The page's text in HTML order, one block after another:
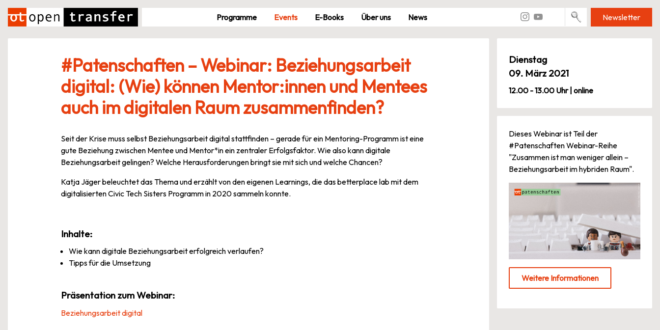
Zum
Inhalt
springen
Pro­gramme Events E-Books Über uns News Newsletter
#Patenschaften – Webinar: Beziehungsarbeit
digital: (Wie) können Mentor:innen und Mentees
auch im digitalen Raum zusammenfinden?
Seit der Krise muss selbst Beziehungsarbeit digital stattfinden – gerade für ein Mentoring-Programm ist eine
gute Beziehung zwischen Mentee und Mentor*in ein zentraler Erfolgsfaktor. Wie also kann digitale
Beziehungsarbeit gelingen? Welche Herausforderungen bringt sie mit sich und welche Chancen?
Katja Jäger beleuchtet das Thema und erzählt von den eigenen Learnings, die das betterplace lab mit dem
digitalisierten Civic Tech Sisters Programm in 2020 sammeln konnte.
Inhalte:
Wie kann digitale Beziehungsarbeit erfolgreich verlaufen?
Tipps für die Umsetzung
Präsentation zum Webinar:
Beziehungsarbeit digital
Dienstag
09. März 2021
12.00 - 13.00 Uhr | online
Dieses Webinar ist Teil der
#Patenschaften Webinar-Reihe
"Zusammen ist man weniger allein –
Beziehungsarbeit im hybriden Raum".
Weitere Informationen